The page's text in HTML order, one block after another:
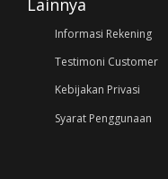
Lainnya
Informasi Rekening
Testimoni Customer
Kebijakan Privasi
Syarat Penggunaan